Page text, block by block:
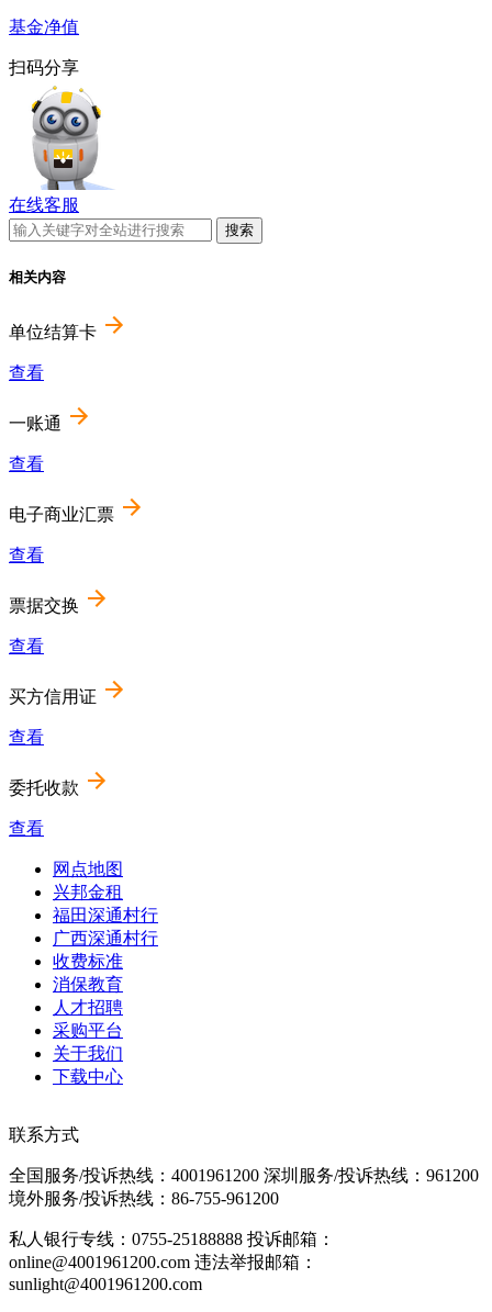
基金净值
扫码分享
在线客服
相关内容
单位结算卡
查看
一账通
查看
电子商业汇票
查看
票据交换
查看
买方信用证
查看
委托收款
查看
Footer
menu
网点地图
兴邦金租
福田深通村行
广西深通村行
收费标准
消保教育
人才招聘
采购平台
关于我们
下载中心
联系方式
全国服务/投诉热线： 4001961200 深圳服务/投诉热线： 961200
境外服务/投诉热线： 86-755-961200
私人银行专线：0755-25188888 投诉邮箱：
online@4001961200.com 违法举报邮箱：
sunlight@4001961200.com